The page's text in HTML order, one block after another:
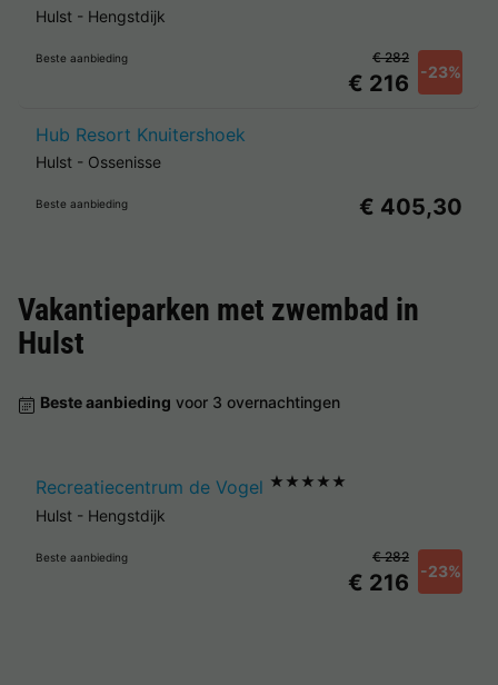
Hulst - Hengstdijk
Beste aanbieding
€ 216 -23%
€ 282
Hub Resort Knuitershoek
Hulst - Ossenisse
Beste aanbieding € 405,30
Vakantieparken met zwembad in
Hulst
Beste aanbieding voor 3 overnachtingen
Recreatiecentrum de Vogel ★★★★★
Hulst - Hengstdijk
Beste aanbieding
€ 216 -23%
€ 282